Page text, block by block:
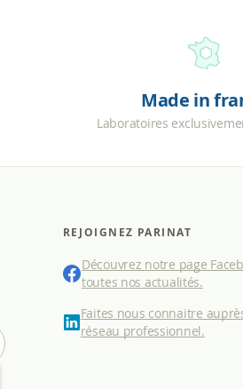
Made in
Laboratoires
REJOIGNEZ PARINAT
Découvrez notre page
toutes nos actualités.
Faites nous connaitre
réseau professionnel.